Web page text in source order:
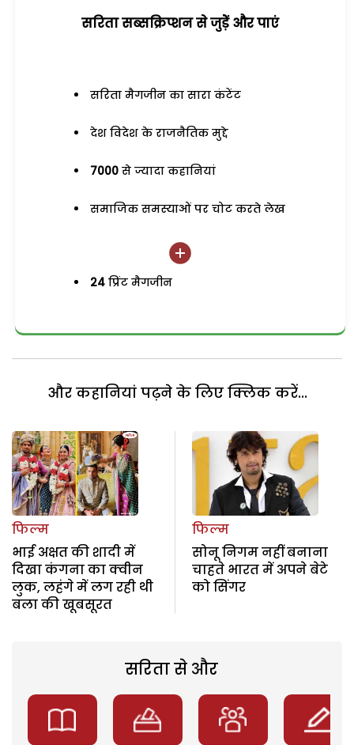
सरिता सब्सक्रिप्शन से जुड़ेें और पाएं
सरिता मैगजीन का सारा कंटेंट
देश विदेश के राजनैतिक मुद्दे
7000 से ज्यादा कहानियां
समाजिक समस्याओं पर चोट करते लेख
24 प्रिंट मैगजीन
और कहानियां पढ़ने के लिए क्लिक करें...
फिल्म
भाई अक्षत की शादी में
दिखा कंगना का क्वीन
लुक, लहंगे में लग रही थी
बला की खूबसूरत
फिल्म
सोनू निगम नहीं बनाना
चाहते भारत में अपने बेटे
को सिंगर
सरिता से और